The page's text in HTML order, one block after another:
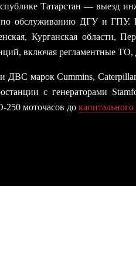
Татарстан — выезд
по обслуживанию ДГУ и ГПУ.
Курганская
включая регламентные
ДВС марок Cummins,
с генераторами
моточасов до